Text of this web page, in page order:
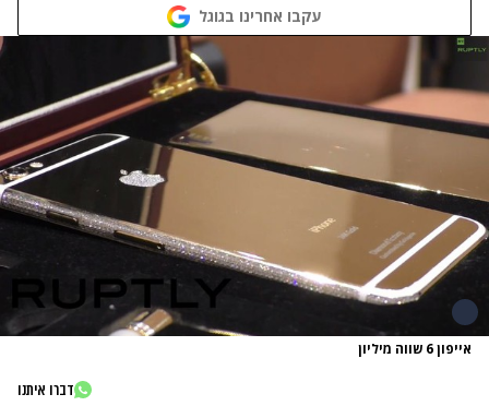
עקבו אחרינו בגוגל
אייפון 6 שווה מיליון
דברו איתנו